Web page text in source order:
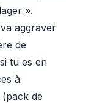
».
aggraver
de
tu es en
à
de